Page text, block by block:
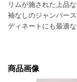
リムが施された上品
袖なしのジャンパー
ディネートにも最適な
商品画像